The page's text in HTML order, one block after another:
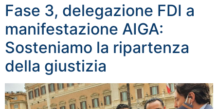
Fase 3, delegazione FDI a
manifestazione AIGA:
Sosteniamo la ripartenza
della giustizia